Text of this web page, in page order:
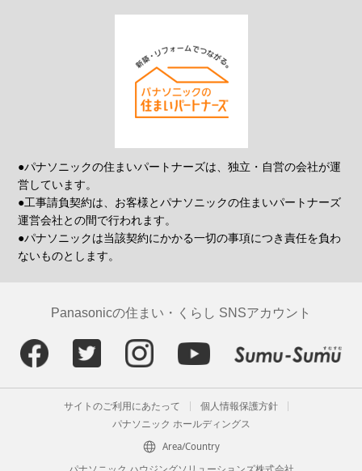
●パナソニックの住まいパートナーズは、独立・自営の会社が運
営しています。
●工事請負契約は、お客様とパナソニックの住まいパートナーズ
運営会社との間で行われます。
●パナソニックは当該契約にかかる一切の事項につき責任を負わ
ないものとします。
Panasonicの住まい・くらし SNSアカウント
サイトのご利用にあたって
個人情報保護方針
パナソニック ホールディングス
Area/Country